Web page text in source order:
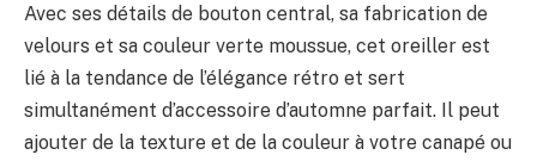
Avec ses détails de bouton central, sa fabrication de
velours et sa couleur verte moussue, cet oreiller est
lié à la tendance de l’élégance rétro et sert
simultanément d’accessoire d’automne parfait. Il peut
ajouter de la texture et de la couleur à votre canapé ou